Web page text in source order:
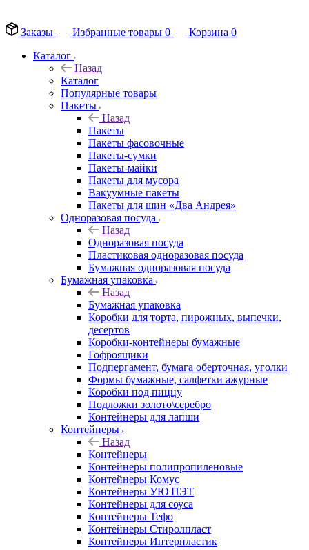
Заказы
Избранные товары 0 Корзина 0
Каталог
Назад
Каталог
Популярные товары
Пакеты
Назад
Пакеты
Пакеты фасовочные
Пакеты-сумки
Пакеты-майки
Пакеты для мусора
Вакуумные пакеты
Пакеты для шин «Два Андрея»
Одноразовая посуда
Назад
Одноразовая посуда
Пластиковая одноразовая посуда
Бумажная одноразовая посуда
Бумажная упаковка
Назад
Бумажная упаковка
Коробки для торта, пирожных, выпечки,
десертов
Коробки-контейнеры бумажные
Гофроящики
Подпергамент, бумага оберточная, уголки
Формы бумажные, салфетки ажурные
Коробки под пиццу
Подложки золото\серебро
Контейнеры для лапши
Контейнеры
Назад
Контейнеры
Контейнеры полипропиленовые
Контейнеры Комус
Контейнеры УЮ ПЭТ
Контейнеры для соуса
Контейнеры Тефо
Контейнеры Стиролпласт
Контейнеры Интерпластик